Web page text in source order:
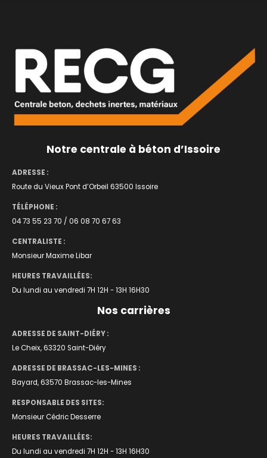
Notre centrale à béton d’Issoire
ADRESSE :
Route du Vieux Pont d’Orbeil 63500 Issoire
TÉLÉPHONE :
04 73 55 23 70 / 06 08 70 67 63
CENTRALISTE :
Monsieur Maxime Libar
HEURES TRAVAILLÉES:
Du lundi au vendredi 7H 12H - 13H 16H30
Nos carrières
ADRESSE DE SAINT-DIÉRY :
Le Cheix, 63320 Saint-Diéry
ADRESSE DE BRASSAC-LES-MINES :
Bayard, 63570 Brassac-les-Mines
RESPONSABLE DES SITES:
Monsieur Cédric Desserre
HEURES TRAVAILLÉES:
Du lundi au vendredi 7H 12H - 13H 16H30